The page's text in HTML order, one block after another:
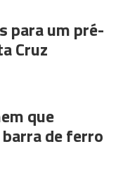
para um pré-
Cruz
que
de ferro